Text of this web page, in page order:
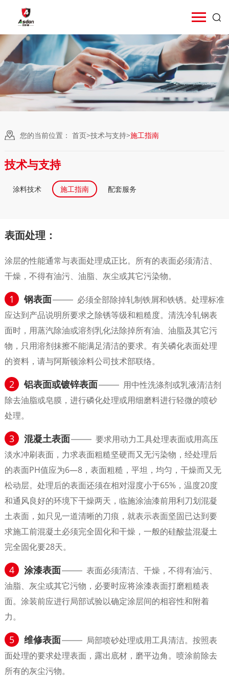
您的当前位置： 首页>技术与支持>施工指南
技术与支持
涂料技术 施工指南 配套服务
表面处理：
涂层的性能通常与表面处理成正比。所有的表面必须清洁、
干燥，不得有油污、油脂、灰尘或其它污染物。
1 钢表面
必须全部除掉轧制铁屑和铁锈。处理标准
应达到产品说明所要求之除锈等级和粗糙度。清洗冷轧钢表
面时，用蒸汽除油或溶剂乳化法除掉所有油、油脂及其它污
物，只用溶剂抹擦不能满足清洁的要求。有关磷化表面处理
的资料，请与阿斯顿涂料公司技术部联络。
2 铝表面或镀锌表面
用中性洗涤剂或乳液清洁剂
除去油脂或皂膜，进行磷化处理或用细磨料进行轻微的喷砂
处理。
3 混凝土表面
要求用动力工具处理表面或用高压
淡水冲刷表面，力求表面粗糙坚硬而又无污染物，经处理后
的表面PH值应为6—8，表面粗糙，平坦，均匀，干燥而又无
松动层。处理后的表面还须在相对湿度小于65%，温度20度
和通风良好的环境下干燥两天，临施涂油漆前用利刀划混凝
土表面，如只见一道清晰的刀痕，就表示表面坚固已达到要
求施工前混凝土必须完全固化和干燥，一般的硅酸盐混凝土
完全固化要28天。
4 涂漆表面
表面必须清洁、干燥，不得有油污、
油脂、灰尘或其它污物，必要时应将涂漆表面打磨粗糙表
面。涂装前应进行局部试验以确定涂层间的相容性和附着
力。
5 维修表面
局部喷砂处理或用工具清洁。按照表
面处理的要求处理表面，露出底材，磨平边角。喷涂前除去
所有的灰尘污物。